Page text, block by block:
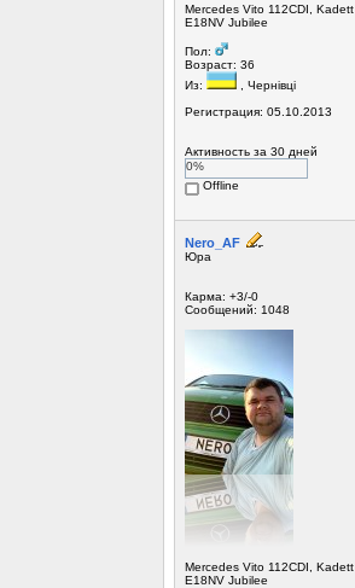
Mercedes Vito 112CDI, Kadett
E18NV Jubilee
Пол:
Возраст: 36
Из:
, Чернівці
Регистрация: 05.10.2013
Активность за 30 дней
0%
Offline
Nero_AF
Юра
Карма: +3/-0
Сообщений: 1048
Mercedes Vito 112CDI, Kadett
E18NV Jubilee